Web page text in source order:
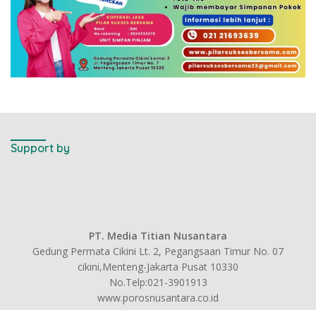
Support by
PT. Media Titian Nusantara
Gedung Permata Cikini Lt. 2, Pegangsaan Timur No. 07
cikini,Menteng-Jakarta Pusat 10330
No.Telp:021-3901913
www.porosnusantara.co.id